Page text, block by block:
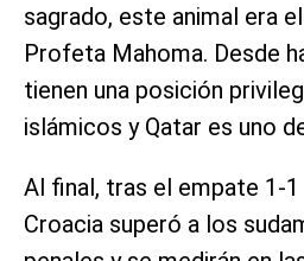
sagrado, este animal era
Profeta Mahoma. Desde
tienen una posición
islámicos y Qatar es uno
Al final, tras el empate 1-
Croacia superó a los